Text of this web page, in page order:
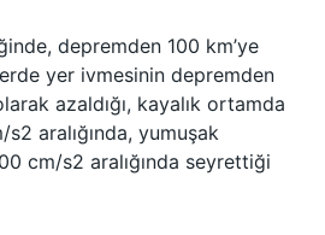
depremden 100 km’ye
yer ivmesinin depremden
azaldığı, kayalık ortamda
aralığında, yumuşak
cm/s2 aralığında seyrettiği